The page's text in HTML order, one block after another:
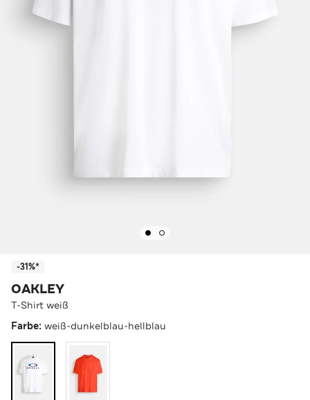
-31%*
OAKLEY
T-Shirt weiß
Farbe: weiß-dunkelblau-hellblau